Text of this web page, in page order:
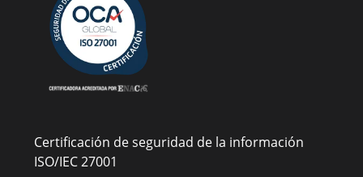
Certificación de seguridad de la información
ISO/IEC 27001